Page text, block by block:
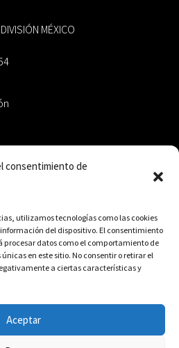
consentimiento de
utilizamos tecnologías como las cookies
del dispositivo. El consentimiento
procesar datos como el comportamiento de
en este sitio. No consentir o retirar el
a ciertas características y
Aceptar
MÉXICO